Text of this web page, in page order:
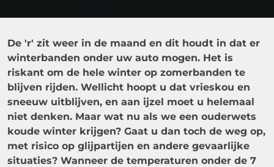
De 'r' zit weer in de maand en dit houdt in dat er
winterbanden onder uw auto mogen. Het is
riskant om de hele winter op zomerbanden te
blijven rijden. Wellicht hoopt u dat vrieskou en
sneeuw uitblijven, en aan ijzel moet u helemaal
niet denken. Maar wat nu als we een ouderwets
koude winter krijgen? Gaat u dan toch de weg op,
met risico op glijpartijen en andere gevaarlijke
situaties? Wanneer de temperaturen onder de 7